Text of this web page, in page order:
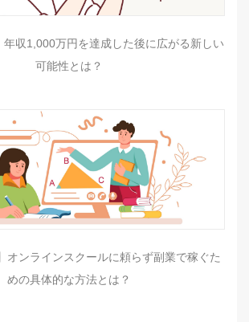
年収1,000万円を達成した後に広がる新しい
可能性とは？
オンラインスクールに頼らず副業で稼ぐた
めの具体的な方法とは？